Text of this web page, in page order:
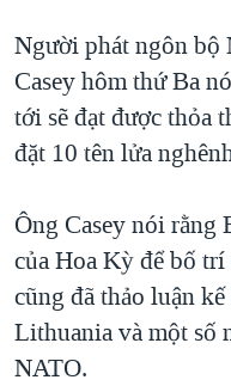
"Tìm"NGƯỜI VIỆT HẢI
ĐỜI SỐNG
KINH TẾ
SỨC KHOẺ
VĂN HOÁ
THỂ THAO
HÀNH TRÌNH BẦU CỬ
MỘT NĂM CHIẾN
GIẢI MÃ VÀNH ĐAI &
TRỊNH VĨNH BÌNH -
GROUND ZERO – XƯA
CHI PHÍ CHIẾN
CÁC GIÁ TRỊ CỘNG
VIDEO
NGHE
MẠNG XÃ HỘI
Ngôn ngữ khác
Người phát ngôn
Casey hôm thứ Ba
tới sẽ đạt được thỏa
đặt 10 tên lửa
Ông Casey nói rằng
của Hoa Kỳ để bố
cũng đã thảo luận
Lithuania và một số
NATO.